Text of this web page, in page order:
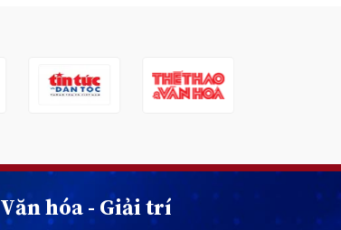
Văn hóa - Giải trí